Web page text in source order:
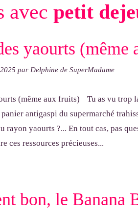
From Annie", "Veste Rue
avec petit
yaourts (même
par Delphine de SuperMadame
Tu as vu trop
antigaspi du supermarché
rayon yaourts ?... En tout cas, pas
ces ressources précieuses...
bon, le Banana